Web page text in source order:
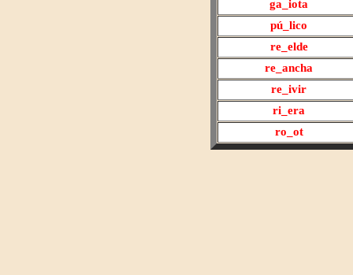
ga _iota
pú _lico
re_elde
re _ancha
re _ivir
ri _era
ro_ot